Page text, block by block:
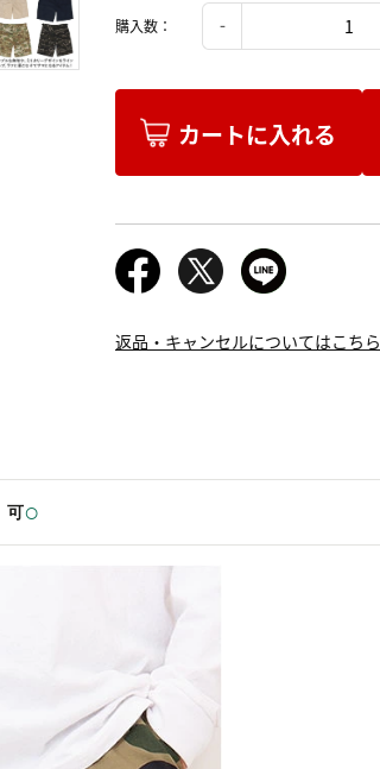
購入数：
カートに入れる
返品・キャンセルについてはこちら
可○